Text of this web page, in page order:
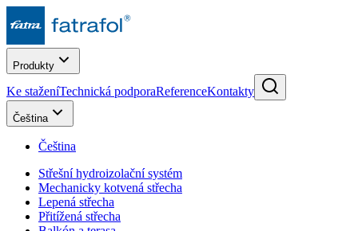
Produkty
Ke staženíTechnická podporaReferenceKontakty
Čeština
Čeština
Střešní hydroizolační systém
Mechanicky kotvená střecha
Lepená střecha
Přitížená střecha